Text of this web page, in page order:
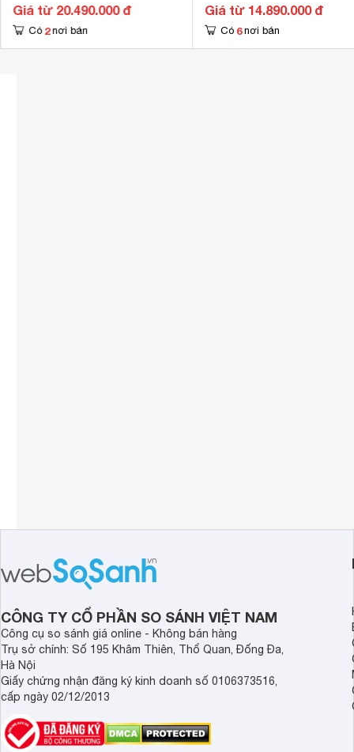
Giá từ 20.490.000 đ
Có 2 nơi bán
Giá từ 14.890.000 đ
Có 6 nơi bán
CÔNG TY CỔ PHẦN SO SÁNH VIỆT NAM
Công cụ so sánh giá online - Không bán hàng
Trụ sở chính: Số 195 Khâm Thiên, Thổ Quan, Đống Đa,
Hà Nội
Giấy chứng nhận đăng ký kinh doanh số 0106373516,
cấp ngày 02/12/2013